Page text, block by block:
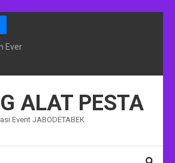
Event Ramadhan Jakarta
ALAT PESTA
Event JABODETABEK